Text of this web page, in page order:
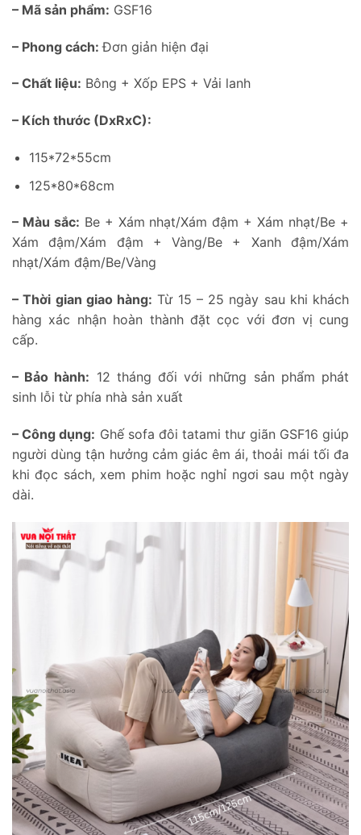
– Mã sản phẩm: GSF16
– Phong cách:Đơn giản hiện đại
– Chất liệu: Bông + Xốp EPS + Vải lanh
– Kích thước (DxRxC):
115*72*55cm
125*80*68cm
– Màu sắc: Be + Xám nhạt/Xám đậm + Xám nhạt/Be +
Xám đậm/Xám đậm + Vàng/Be + Xanh đậm/Xám
nhạt/Xám đậm/Be/Vàng
– Thời gian giao hàng: Từ 15 – 25 ngày sau khi khách
hàng xác nhận hoàn thành đặt cọc với đơn vị cung
cấp.
– Bảo hành: 12 tháng đối với những sản phẩm phát
sinh lỗi từ phía nhà sản xuất
– Công dụng: Ghế sofa đôi tatami thư giãn GSF16 giúp
người dùng tận hưởng cảm giác êm ái, thoải mái tối đa
khi đọc sách, xem phim hoặc nghỉ ngơi sau một ngày
dài.